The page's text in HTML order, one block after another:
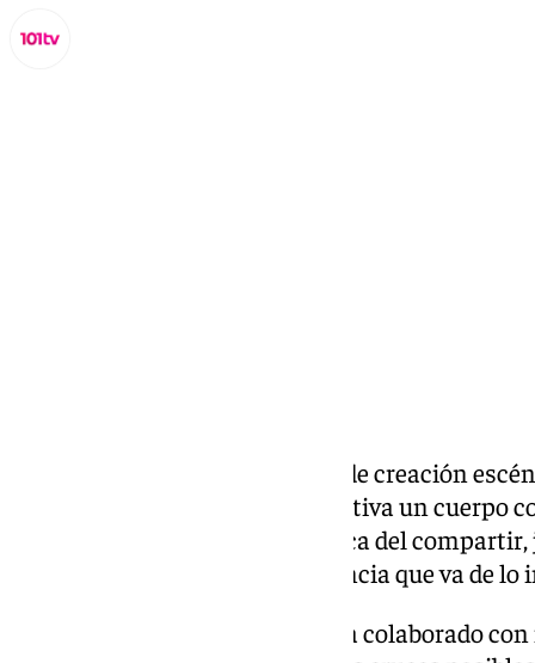
‘Principiantes’ es una práctica de creación
mayores de 65 años donde se activa un cuerpo
convivencia. A partir de una ética del
movimiento hacia una experiencia que va de
Desde el 2016, ‘Principiantes’ ha colaborado